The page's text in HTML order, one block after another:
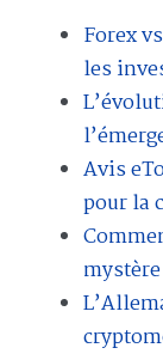
Forex
les
Avis
pour la